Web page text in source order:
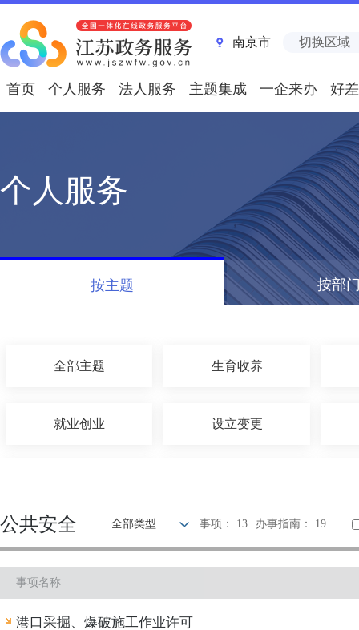
南京市 切换区域
首页 个人服务 法人服务 主题集成 一企来办 好
个人服务
按主题 按部
全部主题 生育收养
就业创业 设立变更
环保绿化 文化体育
公共安全 全部类型 事项： 13 办事指南： 19
事项名称
港口采掘、爆破施工作业许可